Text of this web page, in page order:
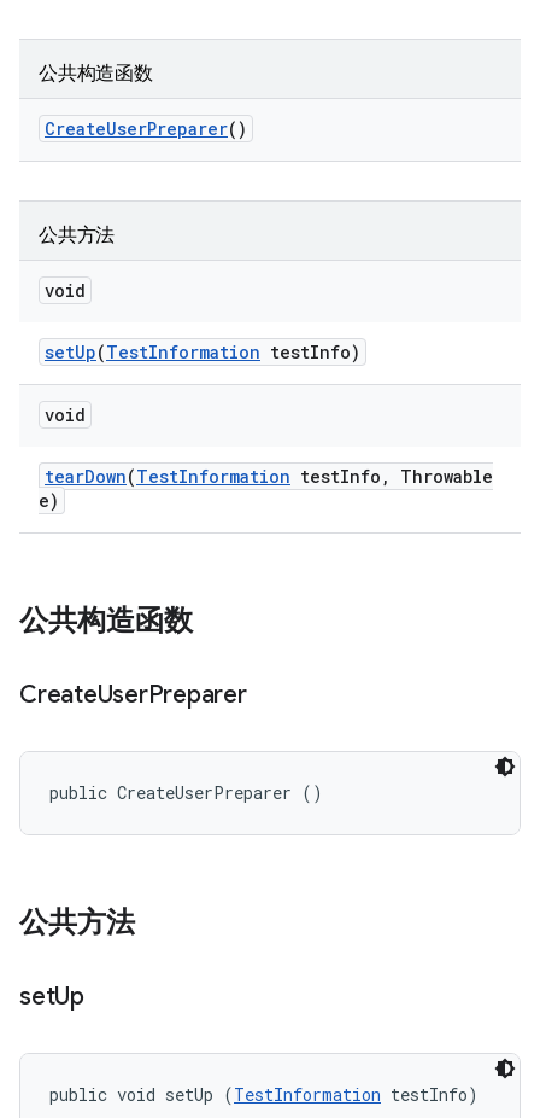
公共构造函数
CreateUserPreparer()
公共方法
void
setUp(TestInformation testInfo)
void
tearDown(TestInformation testInfo ,
Throwable
e)
公共构造函数
CreateUserPreparer
public CreateUserPreparer ()
公共方法
setUp
public void setUp (TestInformation testInfo)